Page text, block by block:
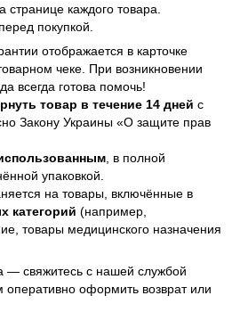
странице каждого товара.
покупкой.
отображается в карточке
чеке. При возникновении
всегда готова помочь!
товар в течение 14 дней с
Закону Украины «О защите прав
, в полной
упаковкой.
на товары, включённые в
категорий (например,
товары медицинского назначения
— свяжитесь с нашей службой
оформить возврат или